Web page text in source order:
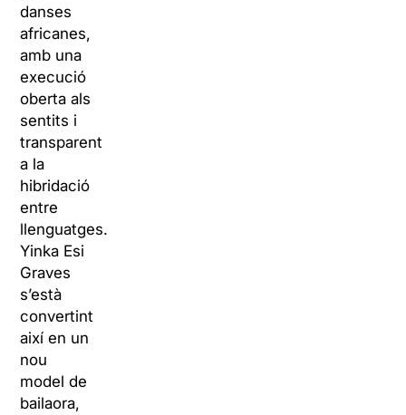
danses
africanes,
amb una
execució
oberta als
sentits i
transparent
a la
hibridació
entre
llenguatges.
Yinka Esi
Graves
s’està
convertint
així en un
nou
model de
bailaora,